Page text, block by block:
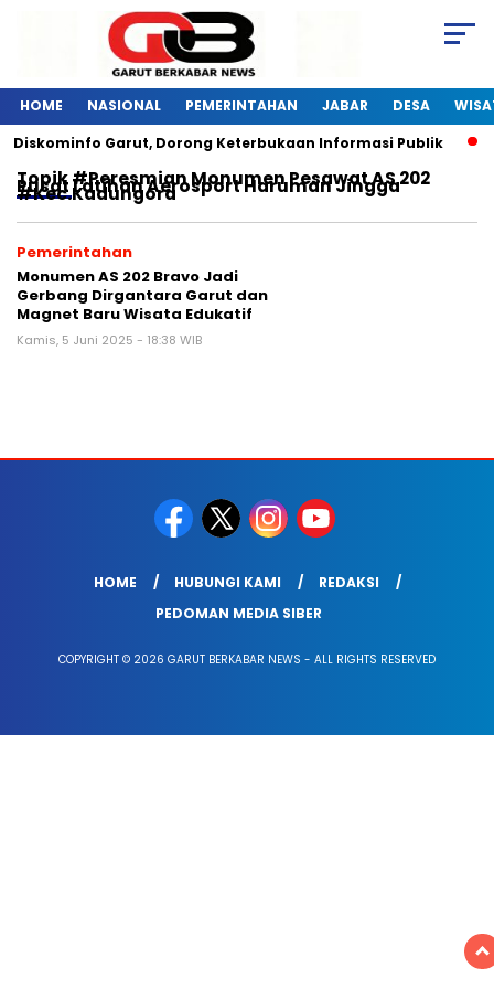
HOME NASIONAL PEMERINTAHAN JABAR DESA
Diskominfo Garut, Dorong Keterbukaan Informasi Publik
Topik#Peresmian Monumen Pesawat AS 202
Pusat Latihan Aerosport Haruman Jingga
#Kec.Kadungora
Pemerintahan
Monumen AS 202 Bravo Jadi
Gerbang Dirgantara Garut dan
Magnet Baru Wisata Edukatif
Kamis, 5 Juni 2025 - 18:38 WIB
HOME HUBUNGI KAMI
REDAKSI
PEDOMAN MEDIA SIBER
COPYRIGHT © 2026 GARUT BERKABAR NEWS - ALL RIGHTS RESERVED